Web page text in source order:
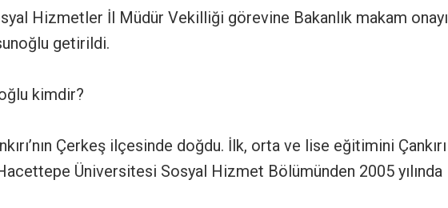
Hizmetler İl Müdür Vekilliği görevine Bakanlık makam onayı
getirildi.
kimdir?
Çerkeş ilçesinde doğdu. İlk, orta ve lise eğitimini Çankırı
Üniversitesi Sosyal Hizmet Bölümünden 2005 yılında